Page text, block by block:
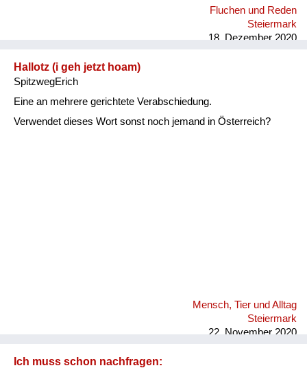
Fluchen und Reden
Steiermark
18. Dezember 2020
Hallotz (i geh jetzt hoam)
SpitzwegErich
Eine an mehrere gerichtete Verabschiedung.
Verwendet dieses Wort sonst noch jemand in Österreich?
Mensch, Tier und Alltag
Steiermark
22. November 2020
Ich muss schon nachfragen: